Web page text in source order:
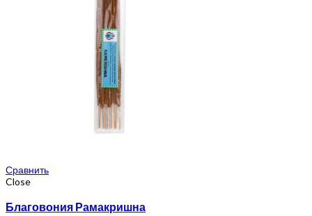
Сравнить
Close
Благовония Рамакришна